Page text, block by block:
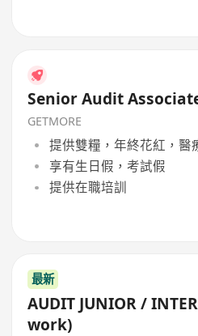
Senior Audit
GETMORE
提供雙糧，年終花紅，醫
享有生日假，考試假
提供在職培訓
最新
AUDIT JUNIOR /
work)